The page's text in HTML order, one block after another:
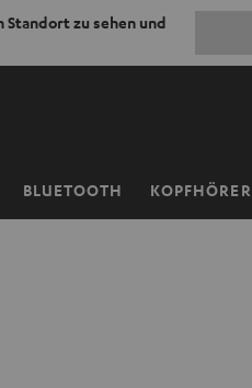
Standort zu sehen und
BLUETOOTH KOPFHÖRER